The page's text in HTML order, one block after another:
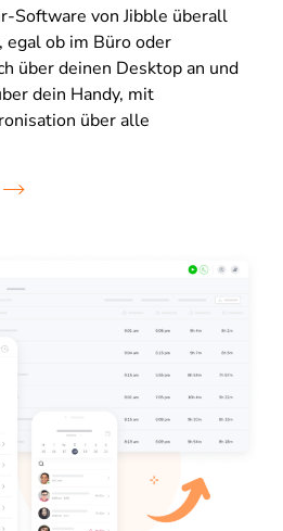
Software von Jibble überall
ob im Büro oder
über deinen Desktop an und
dein Handy, mit
über alle